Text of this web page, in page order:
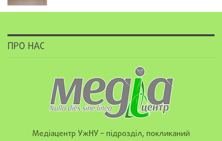
ПРО НАС
Медіацентр УжНУ – підрозділ, покликаний